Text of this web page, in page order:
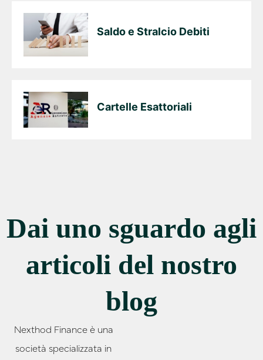
Saldo e Stralcio Debiti
Cartelle Esattoriali
Dai uno sguardo agli
articoli del nostro
blog
Nexthod Finance è una
società specializzata in